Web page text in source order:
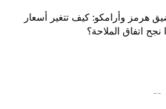
هرمز وأرامكو: كيف تتغير أسعار
نجح اتفاق الملاحة؟
--